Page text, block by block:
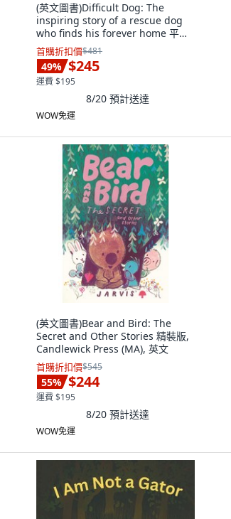
(英文圖書)Difficult Dog: The
inspiring story of a rescue dog
who finds his forever home 平裝
版, Independently Published, 英
文
首購折扣價$481
49% $245
運費 $195
8/20 預計送達
WOW免運
(英文圖書)Bear and Bird: The
Secret and Other Stories 精裝版,
Candlewick Press (MA), 英文
首購折扣價$545
55% $244
運費 $195
8/20 預計送達
WOW免運